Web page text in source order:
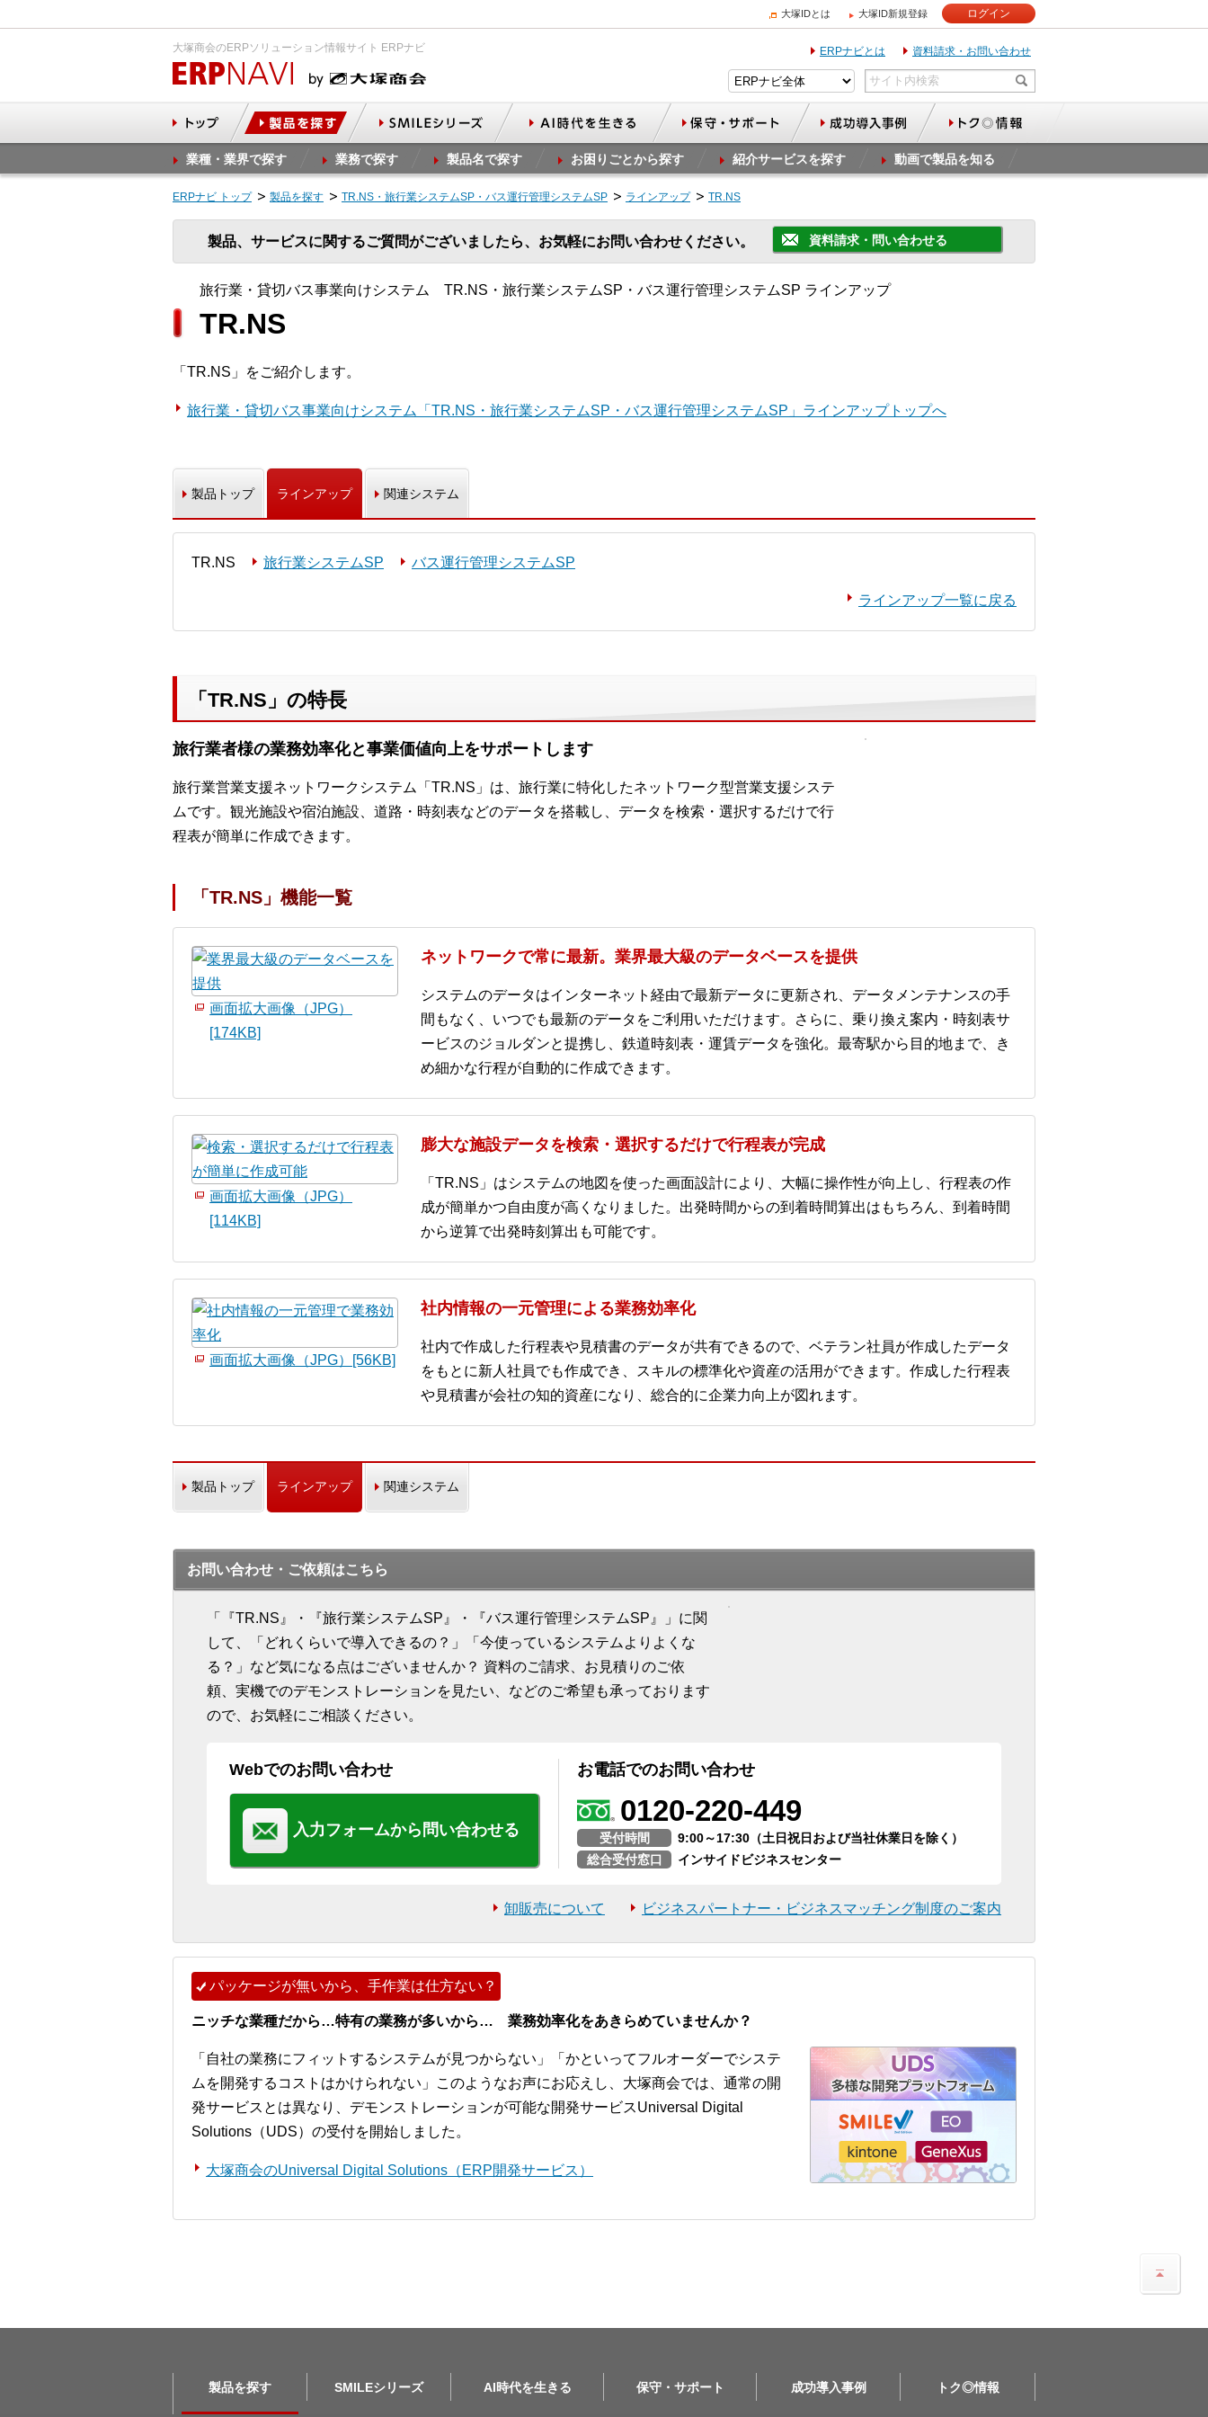
大塚IDとは 大塚ID新規登録 ログイン
大塚商会のERPソリューション情報サイト ERPナビ ERPナビとは 資料請求・お問い合わせ
業種・業界で探す 業務で探す 製品名で探す お困りごとから探す 紹介サービスを探す 動画で製品を知る
ERPナビ トップ 製品を探す TR.NS・旅行業システムSP・バス運行管理システムSP ラインアップ TR.NS
製品、サービスに関するご質問がございましたら、お気軽にお問い合わせください。 資料請求・問い合わせる
旅行業・貸切バス事業向けシステム TR.NS・旅行業システムSP・バス運行管理システムSP ラインアップ
TR.NS
「TR.NS」をご紹介します。
旅行業・貸切バス事業向けシステム「TR.NS・旅行業システムSP・バス運行管理システムSP」ラインアップトップへ
製品トップ ラインアップ 関連システム
TR.NS 旅行業システムSP バス運行管理システムSP
ラインアップ一覧に戻る
「TR.NS」の特長
旅行業者様の業務効率化と事業価値向上をサポートします
旅行業営業支援ネットワークシステム「TR.NS」は、旅行業に特化したネットワーク型営業支援システ
ムです。観光施設や宿泊施設、道路・時刻表などのデータを搭載し、データを検索・選択するだけで行
程表が簡単に作成できます。
「TR.NS」機能一覧
画面拡大画像（JPG）
[174KB]
ネットワークで常に最新。業界最大級のデータベースを提供
システムのデータはインターネット経由で最新データに更新され、データメンテナンスの手
間もなく、いつでも最新のデータをご利用いただけます。さらに、乗り換え案内・時刻表サ
ービスのジョルダンと提携し、鉄道時刻表・運賃データを強化。最寄駅から目的地まで、き
め細かな行程が自動的に作成できます。
画面拡大画像（JPG）
[114KB]
膨大な施設データを検索・選択するだけで行程表が完成
「TR.NS」はシステムの地図を使った画面設計により、大幅に操作性が向上し、行程表の作
成が簡単かつ自由度が高くなりました。出発時間からの到着時間算出はもちろん、到着時間
から逆算で出発時刻算出も可能です。
画面拡大画像（JPG）[56KB]
社内情報の一元管理による業務効率化
社内で作成した行程表や見積書のデータが共有できるので、ベテラン社員が作成したデータ
をもとに新人社員でも作成でき、スキルの標準化や資産の活用ができます。作成した行程表
や見積書が会社の知的資産になり、総合的に企業力向上が図れます。
製品トップ ラインアップ 関連システム
お問い合わせ・ご依頼はこちら
「『TR.NS』・『旅行業システムSP』・『バス運行管理システムSP』」に関
して、「どれくらいで導入できるの？」「今使っているシステムよりよくな
る？」など気になる点はございませんか？ 資料のご請求、お見積りのご依
頼、実機でのデモンストレーションを見たい、などのご希望も承っております
ので、お気軽にご相談ください。
Webでのお問い合わせ
入力フォームから問い合わせる
お電話でのお問い合わせ
0120-220-449
受付時間
9:00～17:30（土日祝日および当社休業日を除く）
総合受付窓口
インサイドビジネスセンター
卸販売について ビジネスパートナー・ビジネスマッチング制度のご案内
パッケージが無いから、手作業は仕方ない？
ニッチな業種だから…特有の業務が多いから… 業務効率化をあきらめていませんか？
「自社の業務にフィットするシステムが見つからない」「かといってフルオーダーでシステ
ムを開発するコストはかけられない」このようなお声にお応えし、大塚商会では、通常の開
発サービスとは異なり、デモンストレーションが可能な開発サービスUniversal Digital
Solutions（UDS）の受付を開始しました。
大塚商会のUniversal Digital Solutions（ERP開発サービス）
製品を探す SMILEシリーズ AI時代を生きる 保守・サポート 成功導入事例 トク◎情報